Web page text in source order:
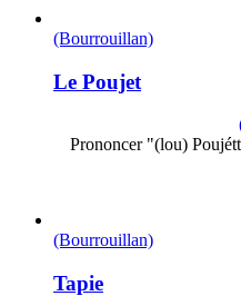
(Bourrouillan)
Le Poujet
Prononcer "(lou)
(Bourrouillan)
Tapie